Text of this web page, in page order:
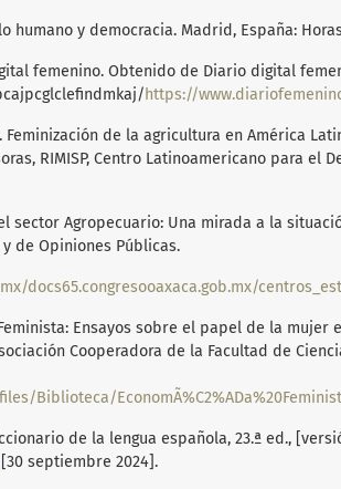
humano y democracia. Madrid, España:
femenino. Obtenido de Diario digital
https://www.diariofemenino.com.ar/
Feminización de la agricultura en América
RIMISP, Centro Latinoamericano para el
sector Agropecuario: Una mirada a la
de Opiniones Públicas.
Ensayos sobre el papel de la mujer
Cooperadora de la Facultad de
de la lengua española, 23.ª ed.,
[30 septiembre 2024].